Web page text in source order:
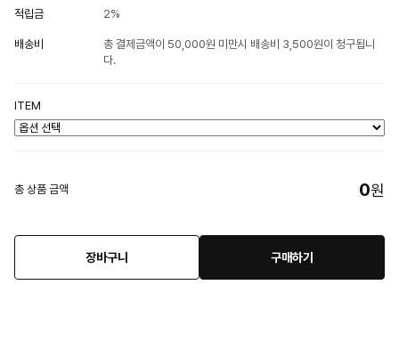
적립금 2%
배송비
총 결제금액이 50,000원 미만시 배송비 3,500원이 청구됩니
다.
ITEM
총 상품 금액 0원
장바구니 구매하기